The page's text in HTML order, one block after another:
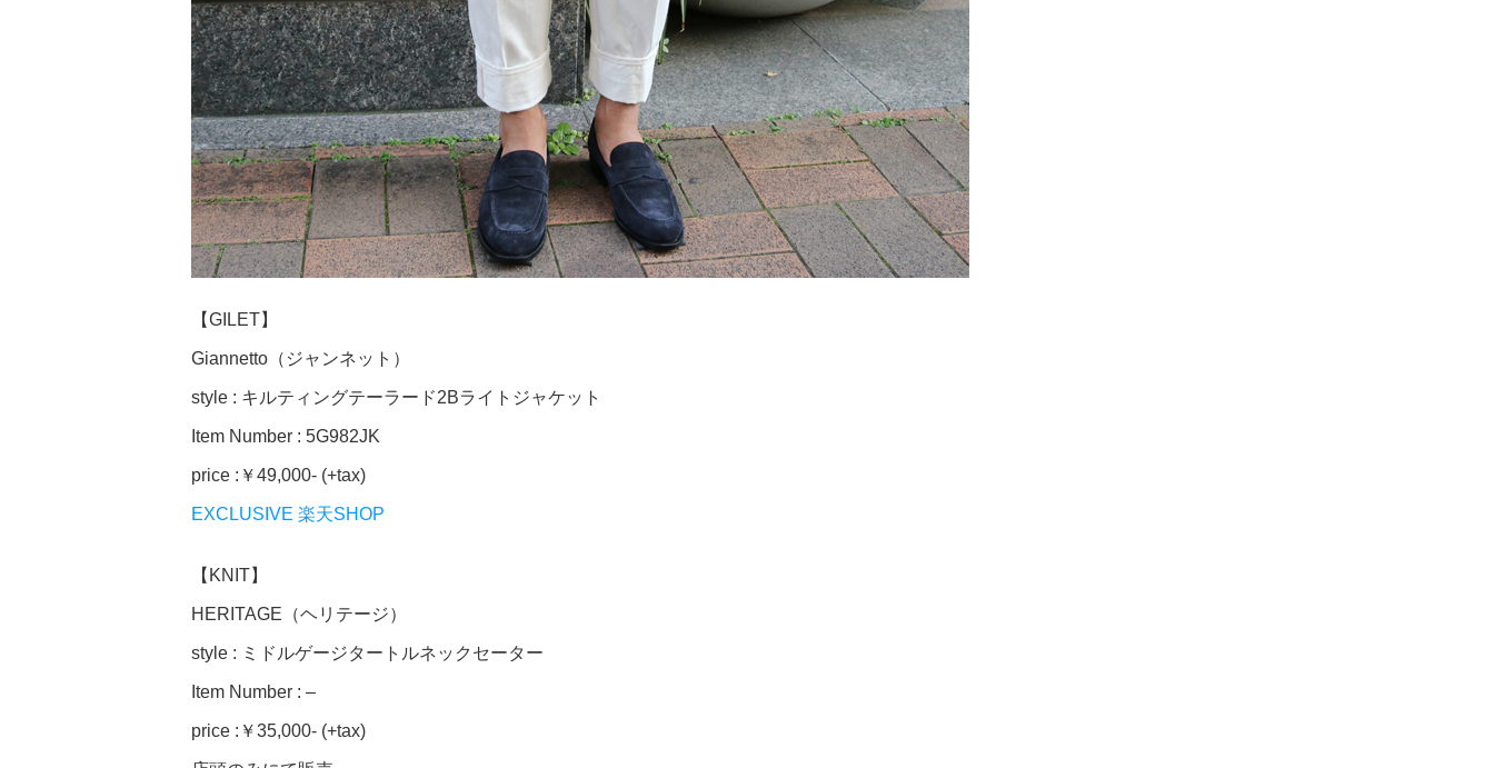
【GILET】
Giannetto（ジャンネット）
style : キルティングテーラード2Bライトジャケット
Item Number : 5G982JK
price :￥49,000- (+tax)
EXCLUSIVE 楽天SHOP
【KNIT】
HERITAGE（ヘリテージ）
style : ミドルゲージタートルネックセーター
Item Number : –
price :￥35,000- (+tax)